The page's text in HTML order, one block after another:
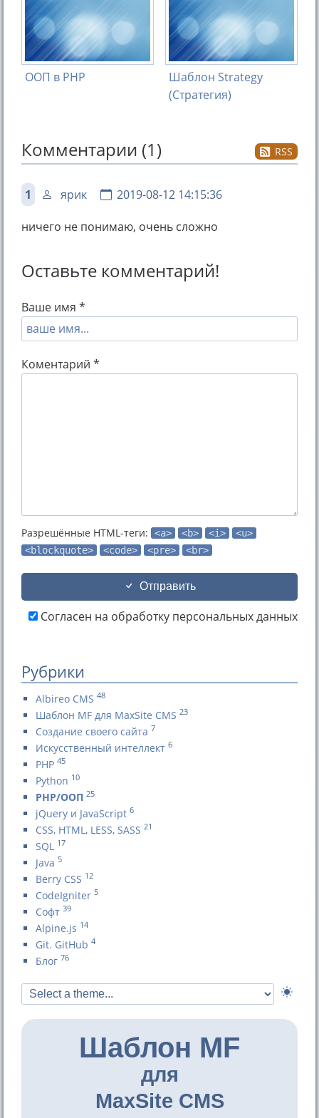
ООП в PHP
Шаблон Strategy
(Стратегия)
Комментарии (1) RSS
1 ярик 2019-08-12 14:15:36
ничего не понимаю, очень сложно
Оставьте комментарий!
Ваше имя *
Коментарий *
Разрешённые HTML-теги: <a> <b> <i>
<u>
<blockquote>
<code> <pre> <br>
Отправить
Согласен на обработку персональных данных
Рубрики
Albireo CMS 48
Шаблон MF для MaxSite CMS 23
Создание своего сайта 7
Искусственный интеллект 6
PHP 45
Python 10
PHP/ООП 25
jQuery и JavaScript 6
CSS, HTML, LESS, SASS 21
SQL 17
Java 5
Berry CSS 12
CodeIgniter 5
Софт 39
Alpine.js 14
Git. GitHub 4
Блог 76
Шаблон MF
для
MaxSite CMS